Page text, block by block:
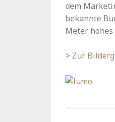
dem
bekannte
Meter
> Zur